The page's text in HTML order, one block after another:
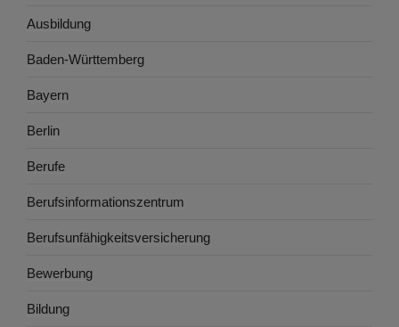
Ausbildung
Baden-Württemberg
Bayern
Berlin
Berufe
Berufsinformationszentrum
Berufsunfähigkeitsversicherung
Bewerbung
Bildung